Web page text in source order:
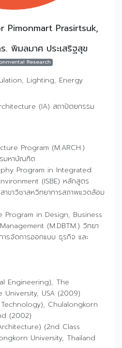
Pimonmart Prasirtsuk,
. พิมลมาศ ประเสริฐสุข
Research
Lighting, Energy
(IA) สถาปัตยกรรม
Program (M.ARCH.)
มหาบัณฑิต
Program in Integrated
(ISBE) หลักสูตร
าวิชาสหวิทยาการสภาพแวดล้อม
Program in Design, Business
(M.DBTM.) วิทยา
รจัดการออกแบบ ธุรกิจ และ
Engineering), The
University, USA (2009)
Chulalongkorn
(2002)
(2nd Class
University, Thailand